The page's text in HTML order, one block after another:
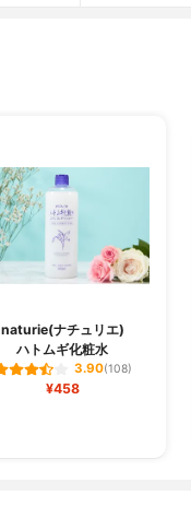
naturie(ナチュリエ)
ハトムギ化粧水
3.90(108)
¥458